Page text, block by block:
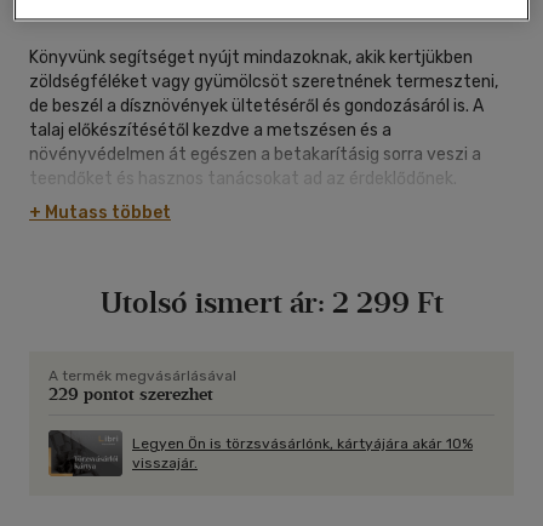
Könyvünk segítséget nyújt mindazoknak, akik kertjükben
zöldségféléket vagy gyümölcsöt szeretnének termeszteni,
de beszél a dísznövények ültetéséről és gondozásáról is. A
talaj előkészítésétől kezdve a metszésen és a
növényvédelmen át egészen a betakarításig sorra veszi a
teendőket és hasznos tanácsokat ad az érdeklődőnek.
Örömteli kertészkedést kívánunk!
+ Mutass többet
Utolsó ismert ár: 2 299 Ft
A termék megvásárlásával
229 pontot szerezhet
Legyen Ön is törzsvásárlónk, kártyájára akár 10%
visszajár.